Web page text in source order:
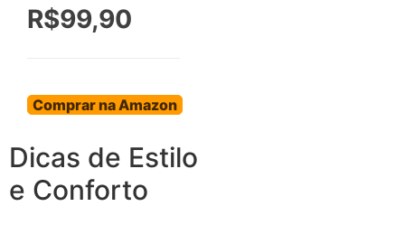
R$99,90
Comprar na Amazon
Dicas de Estilo
e Conforto